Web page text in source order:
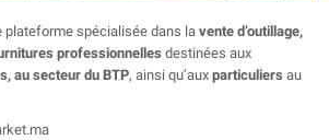
plateforme spécialisée dans la vente d’outillage,
professionnelles destinées aux
au secteur du BTP, ainsi qu’aux particuliers au